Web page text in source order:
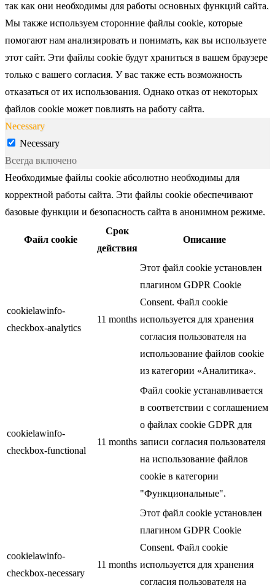
так как они необходимы для работы основных функций сайта.
Мы также используем сторонние файлы cookie, которые
помогают нам анализировать и понимать, как вы используете
этот сайт. Эти файлы cookie будут храниться в вашем браузере
только с вашего согласия. У вас также есть возможность
отказаться от их использования. Однако отказ от некоторых
файлов cookie может повлиять на работу сайта.
Necessary
Necessary
Всегда включено
Необходимые файлы cookie абсолютно необходимы для
корректной работы сайта. Эти файлы cookie обеспечивают
базовые функции и безопасность сайта в анонимном режиме.
Файл cookie
Срок
действия
Описание
cookielawinfo-
checkbox-analytics
11 months
Этот файл cookie установлен
плагином GDPR Cookie
Consent. Файл cookie
используется для хранения
согласия пользователя на
использование файлов cookie
из категории «Аналитика».
cookielawinfo-
checkbox-functional
11 months
Файл cookie устанавливается
в соответствии с соглашением
о файлах cookie GDPR для
записи согласия пользователя
на использование файлов
cookie в категории
"Функциональные".
cookielawinfo-
checkbox-necessary
11 months
Этот файл cookie установлен
плагином GDPR Cookie
Consent. Файл cookie
используется для хранения
согласия пользователя на